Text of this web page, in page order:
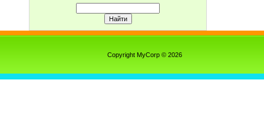
Copyright MyCorp © 2026